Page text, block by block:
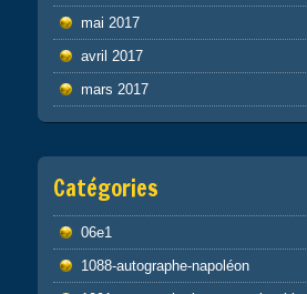
mai 2017
avril 2017
mars 2017
Catégories
06e1
1088-autographe-napoléon